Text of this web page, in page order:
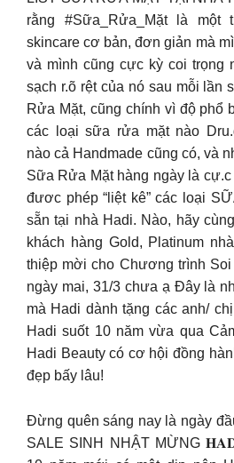
rằng #Sữa_Rửa_Mặt là một
skincare cơ bản, đơn giản mà
và mình cũng cực kỳ coi trọng
sạch r.õ rệt của nó sau mỗi lần
Rửa Mặt, cũng chính vì độ phổ
các loại sữa rửa mặt nào
nào cả Handmade cũng có, và
Sữa Rửa Mặt hàng ngày là
đươc phép “liệt kê” các loại
sẵn tại nhà Hadi. Nào, hãy
khách hàng Gold, Platinum
thiệp mời cho Chương trình
ngày mai, 31/3 chưa ạ Đây là
mà Hadi dành tặng các anh/
Hadi suốt 10 năm vừa qua
Hadi Beauty có cơ hội đồng
đẹp bấy lâu!
Đừng quên sáng nay là ngày
SALE SINH NHẬT MỪNG